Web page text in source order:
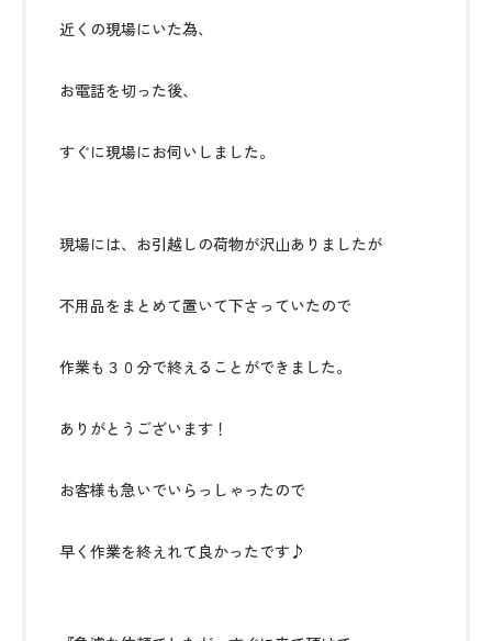
近くの現場にいた為、
お電話を切った後、
すぐに現場にお伺いしました。
現場には、お引越しの荷物が沢山ありましたが
不用品をまとめて置いて下さっていたので
作業も３０分で終えることができました。
ありがとうございます！
お客様も急いでいらっしゃったので
早く作業を終えれて良かったです♪